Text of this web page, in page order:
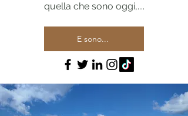
quella che sono oggi,....
E sono...